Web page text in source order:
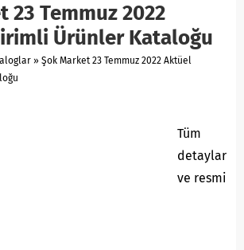
23 Temmuz 2022
Ürünler Kataloğu
» Şok Market 23 Temmuz 2022 Aktüel
Tüm
detaylar
ve resmi